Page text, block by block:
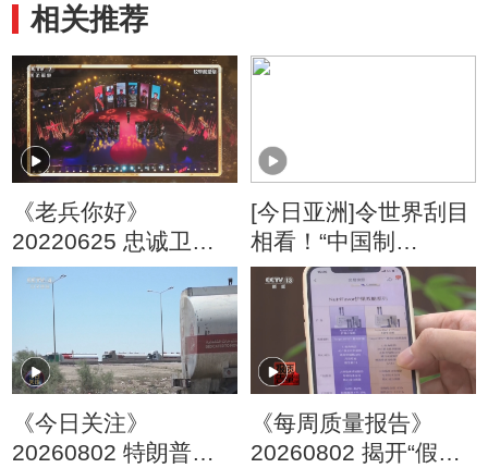
相关推荐
《老兵你好》
20220625 忠诚卫士
铁血警魂——《有一
种冲锋叫坚守》系列
节目（3）
[今日亚洲]令世界刮目
相看！“中国制
造”变“酷”了
《今日关注》
20260802 特朗普叫
《每周质量报告》
20260802 揭开“假洋